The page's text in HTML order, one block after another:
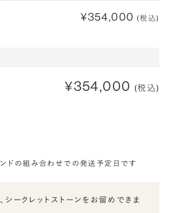
¥354,000 (税込)
¥354,000 (税込)
ドの組み合わせでの発送予定日です
ークレットストーンをお留めできま